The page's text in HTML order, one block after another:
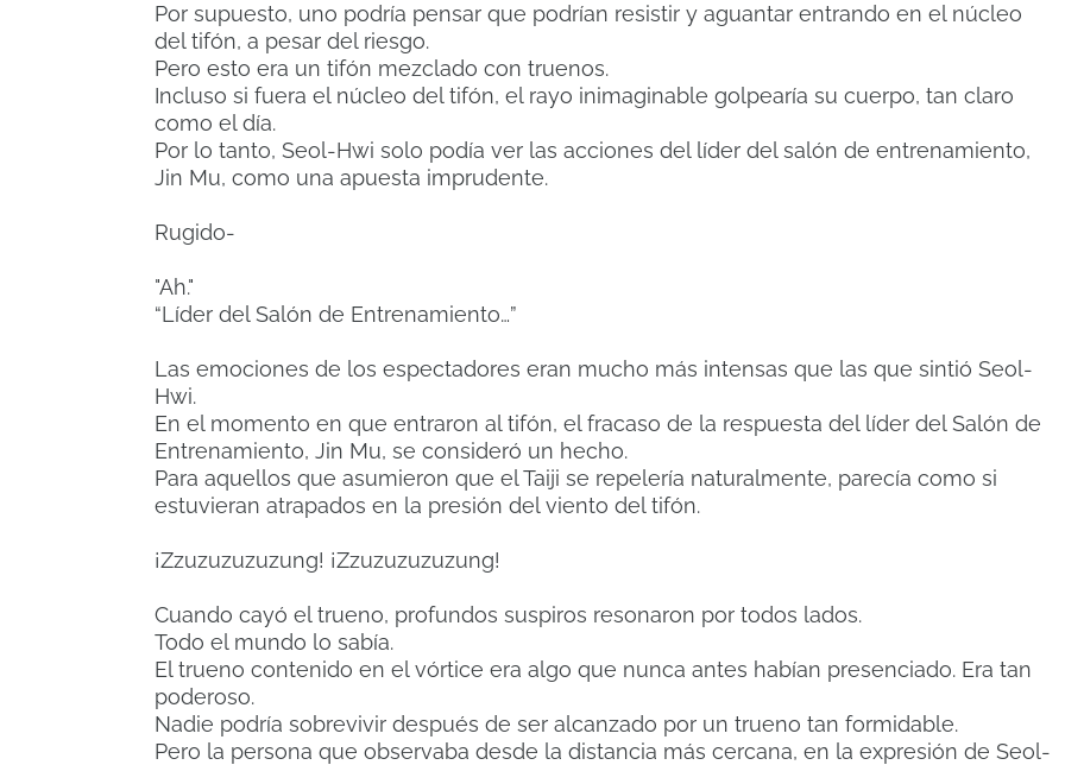
Por supuesto, uno podría pensar que podrían resistir y aguantar entrando en el núcleo
del tifón, a pesar del riesgo.
Pero esto era un tifón mezclado con truenos.
Incluso si fuera el núcleo del tifón, el rayo inimaginable golpearía su cuerpo, tan claro
como el día.
Por lo tanto, Seol-Hwi solo podía ver las acciones del líder del salón de entrenamiento,
Jin Mu, como una apuesta imprudente.
Rugido-
"Ah."
“Líder del Salón de Entrenamiento…”
Las emociones de los espectadores eran mucho más intensas que las que sintió Seol-
Hwi.
En el momento en que entraron al tifón, el fracaso de la respuesta del líder del Salón de
Entrenamiento, Jin Mu, se consideró un hecho.
Para aquellos que asumieron que el Taiji se repelería naturalmente, parecía como si
estuvieran atrapados en la presión del viento del tifón.
¡Zzuzuzuzuzung! ¡Zzuzuzuzuzung!
Cuando cayó el trueno, profundos suspiros resonaron por todos lados.
Todo el mundo lo sabía.
El trueno contenido en el vórtice era algo que nunca antes habían presenciado. Era tan
poderoso.
Nadie podría sobrevivir después de ser alcanzado por un trueno tan formidable.
Pero la persona que observaba desde la distancia más cercana, en la expresión de Seol-